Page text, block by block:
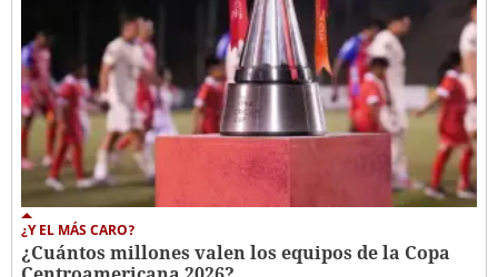
¿Y EL MÁS CARO?
¿Cuántos millones valen los equipos de la Copa